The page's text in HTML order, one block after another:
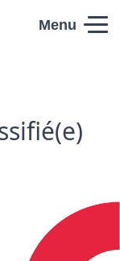
Menu